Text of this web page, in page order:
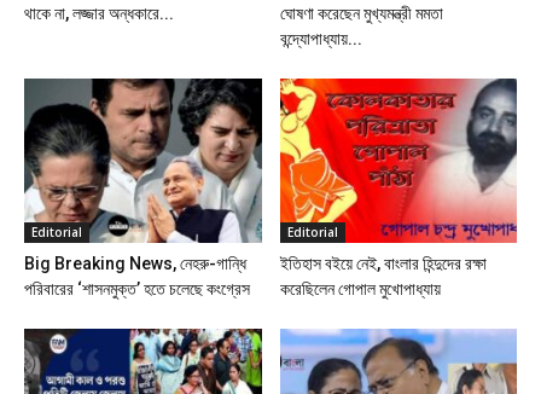
থাকে না, লজ্জার অন্ধকারে...
ঘোষণা করেছেন মুখ্যমন্ত্রী মমতা
বন্দ্যোপাধ্যায়...
Editorial
Big Breaking News, নেহরু-গান্ধি
পরিবারের ‘শাসনমুক্ত’ হতে চলেছে কংগ্রেস
Editorial
ইতিহাস বইয়ে নেই, বাংলার হিন্দুদের রক্ষা
করেছিলেন গোপাল মুখোপাধ্যায়